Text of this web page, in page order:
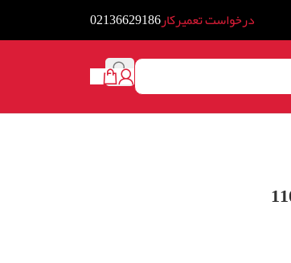
درخواست تعمیرکار02136629186